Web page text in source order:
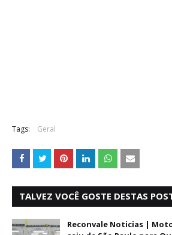
Tags: Geral
TALVEZ VOCÊ GOSTE DESTAS
Reconvale Noticias |